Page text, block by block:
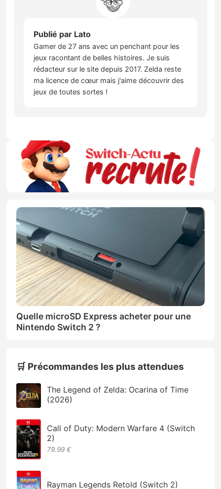
Publié par Lato
Gamer de 27 ans avec un penchant pour les
jeux racontant de belles histoires. Je suis
rédacteur sur le site depuis 2017. Zelda reste
ma licence de cœur mais j'aime découvrir des
jeux de toutes sortes !
Quelle microSD Express acheter pour une
Nintendo Switch 2 ?
🛒 Précommandes les plus attendues
The Legend of Zelda: Ocarina of Time
(2026)
Call of Duty: Modern Warfare 4 (Switch
2)
79.99 €
Rayman Legends Retold (Switch 2)